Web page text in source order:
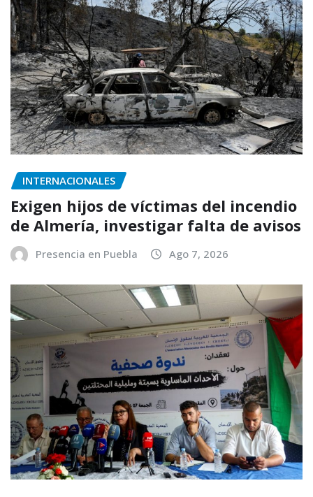
INTERNACIONALES
Exigen hijos de víctimas del incendio
de Almería, investigar falta de avisos
Presencia en Puebla Ago 7, 2026